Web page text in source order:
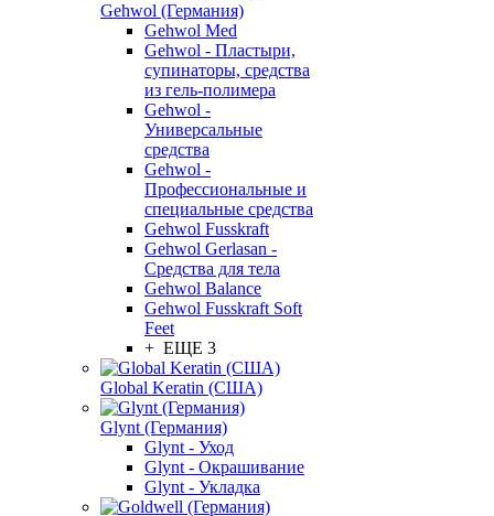
Gehwol (Германия)
Gehwol Med
Gehwol - Пластыри,
супинаторы, средства
из гель-полимера
Gehwol -
Универсальные
средства
Gehwol -
Профессиональные и
специальные средства
Gehwol Fusskraft
Gehwol Gerlasan -
Средства для тела
Gehwol Balance
Gehwol Fusskraft Soft
Feet
+ ЕЩЕ 3
Global Keratin (США)
Glynt (Германия)
Glynt - Уход
Glynt - Окрашивание
Glynt - Укладка